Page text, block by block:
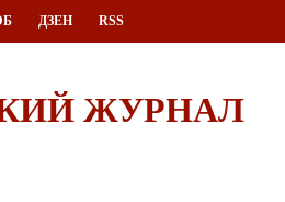
ДЗЕН RSS
ЖУРНАЛ